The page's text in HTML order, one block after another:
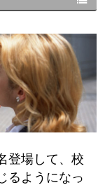
登場して、校
るようになっ